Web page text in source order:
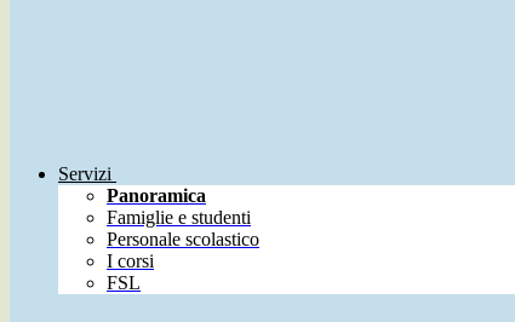
Servizi
Panoramica
Famiglie e studenti
Personale scolastico
I corsi
FSL